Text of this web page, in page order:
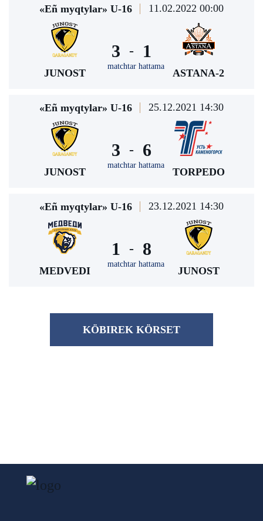
«Eñ myqtylar» U-16 11.02.2022 00:00
JUNOST
3 -
matchtar hattama
1
ASTANA-2
«Eñ myqtylar» U-16 25.12.2021 14:30
JUNOST
3 -
matchtar hattama
6
TORPEDO
«Eñ myqtylar» U-16 23.12.2021 14:30
MEDVEDI
1 -
matchtar hattama
8
JUNOST
KÖBІREK KÖRSET